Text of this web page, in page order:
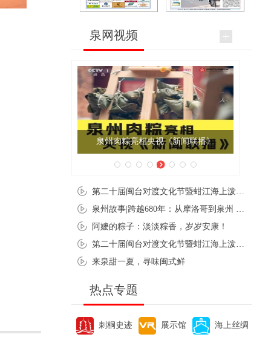
泉网视频
泉州肉粽亮相央视《新闻联播》
阿嬷的粽子：淡淡粽香，岁岁安康！
来泉甜一夏，寻味闽式鲜
热点专题
刺桐史迹 展示馆 海上丝绸